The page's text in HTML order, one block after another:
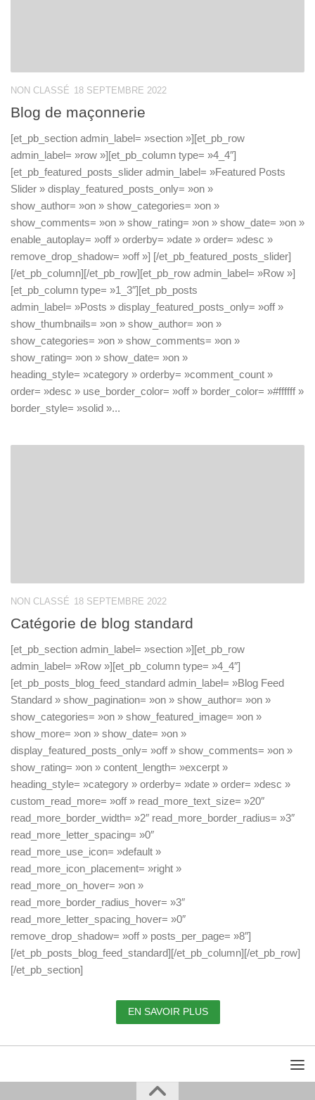
NON CLASSÉ 18 SEPTEMBRE 2022
Blog de maçonnerie
[et_pb_section admin_label= »section »][et_pb_row
admin_label= »row »][et_pb_column type= »4_4″]
[et_pb_featured_posts_slider admin_label= »Featured Posts
Slider » display_featured_posts_only= »on »
show_author= »on » show_categories= »on »
show_comments= »on » show_rating= »on » show_date= »on »
enable_autoplay= »off » orderby= »date » order= »desc »
remove_drop_shadow= »off »] [/et_pb_featured_posts_slider]
[/et_pb_column][/et_pb_row][et_pb_row admin_label= »Row »]
[et_pb_column type= »1_3″][et_pb_posts
admin_label= »Posts » display_featured_posts_only= »off »
show_thumbnails= »on » show_author= »on »
show_categories= »on » show_comments= »on »
show_rating= »on » show_date= »on »
heading_style= »category » orderby= »comment_count »
order= »desc » use_border_color= »off » border_color= »#ffffff »
border_style= »solid »...
NON CLASSÉ 18 SEPTEMBRE 2022
Catégorie de blog standard
[et_pb_section admin_label= »section »][et_pb_row
admin_label= »Row »][et_pb_column type= »4_4″]
[et_pb_posts_blog_feed_standard admin_label= »Blog Feed
Standard » show_pagination= »on » show_author= »on »
show_categories= »on » show_featured_image= »on »
show_more= »on » show_date= »on »
display_featured_posts_only= »off » show_comments= »on »
show_rating= »on » content_length= »excerpt »
heading_style= »category » orderby= »date » order= »desc »
custom_read_more= »off » read_more_text_size= »20″
read_more_border_width= »2″ read_more_border_radius= »3″
read_more_letter_spacing= »0″
read_more_use_icon= »default »
read_more_icon_placement= »right »
read_more_on_hover= »on »
read_more_border_radius_hover= »3″
read_more_letter_spacing_hover= »0″
remove_drop_shadow= »off » posts_per_page= »8″]
[/et_pb_posts_blog_feed_standard][/et_pb_column][/et_pb_row]
[/et_pb_section]
EN SAVOIR PLUS